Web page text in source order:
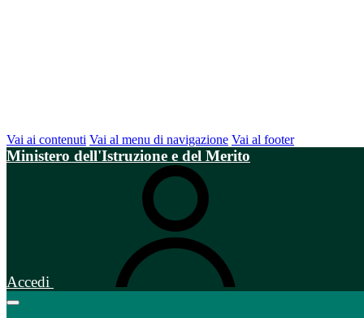
Vai ai contenuti Vai al menu di navigazione Vai al footer
Ministero dell'Istruzione e del Merito
Accedi